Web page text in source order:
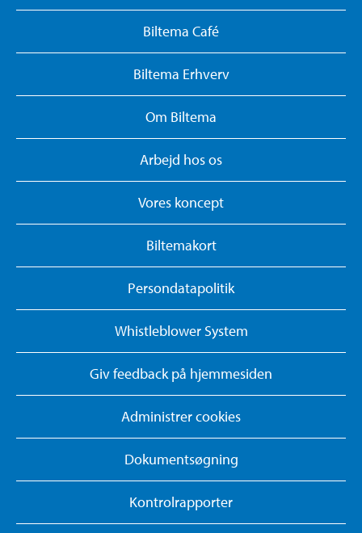
Biltema Café
Biltema Erhverv
Om Biltema
Arbejd hos os
Vores koncept
Biltemakort
Persondatapolitik
Whistleblower System
Giv feedback på hjemmesiden
Administrer cookies
Dokumentsøgning
Kontrolrapporter